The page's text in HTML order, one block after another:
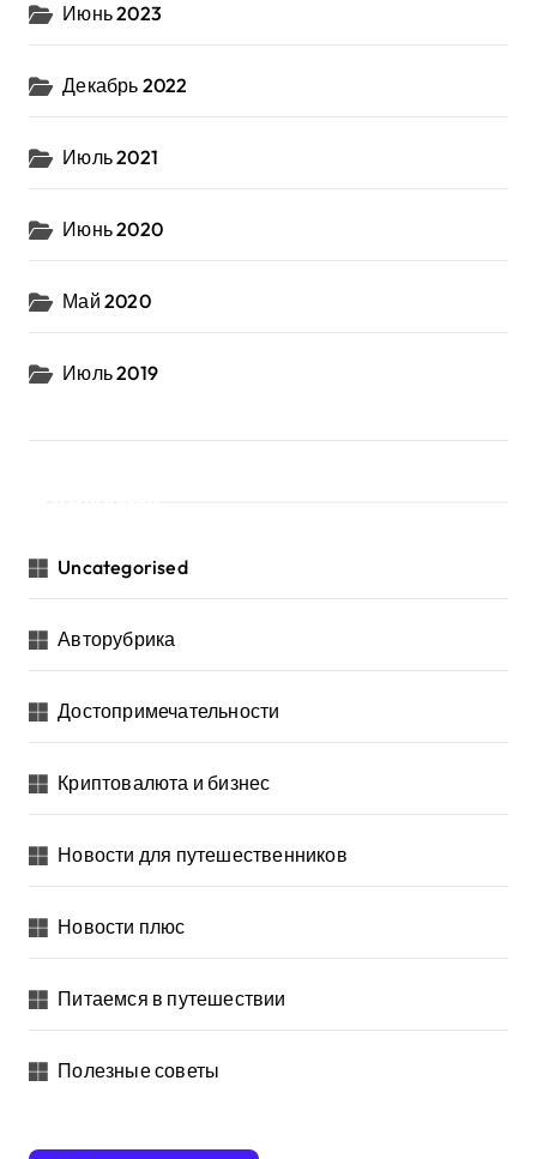
Июнь 2023
Декабрь 2022
Июль 2021
Июнь 2020
Май 2020
Июль 2019
Uncategorised
Авторубрика
Достопримечательности
Криптовалюта и бизнес
Новости для путешественников
Новости плюс
Питаемся в путешествии
Полезные советы